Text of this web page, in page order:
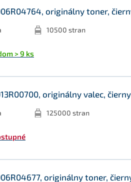
originálny toner,
10500 stran
> 9 ks
originálny valec, čierny
125000 stran
originálny toner,